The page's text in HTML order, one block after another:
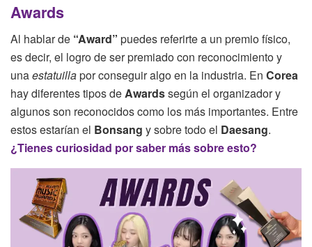
Awards
Al hablar de “Award” puedes referirte a un premio físico,
es decir, el logro de ser premiado con reconocimiento y
unaestatuillapor conseguir algo en la industria. En Corea
hay diferentes tipos deAwardssegún el organizador y
algunos son reconocidos como los más importantes. Entre
estos estarían el Bonsang y sobre todo el Daesang.
¿Tienes curiosidad por saber más sobre esto?